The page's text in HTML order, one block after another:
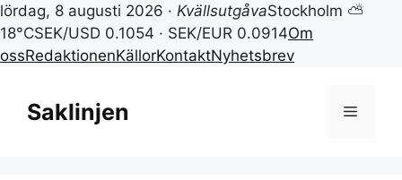
lördag, 8 augusti 2026 · KvällsutgåvaStockholm ⛅
18°CSEK/USD 0.1054 · SEK/EUR 0.0914Om
ossRedaktionenKällorKontaktNyhetsbrev
innehållSaklinjen Meny